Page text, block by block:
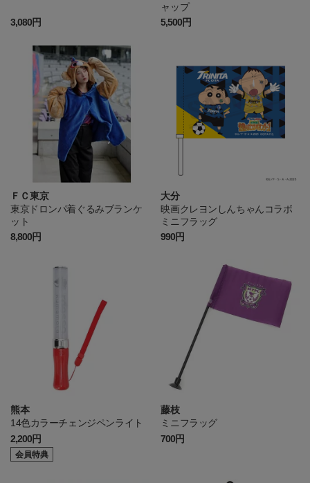
3,080円
ャップ
5,500円
ＦＣ東京
東京ドロンパ着ぐるみブランケ
ット
8,800円
大分
映画クレヨンしんちゃんコラボ
ミニフラッグ
990円
熊本
14色カラーチェンジペンライト
2,200円
会員特典
藤枝
ミニフラッグ
700円